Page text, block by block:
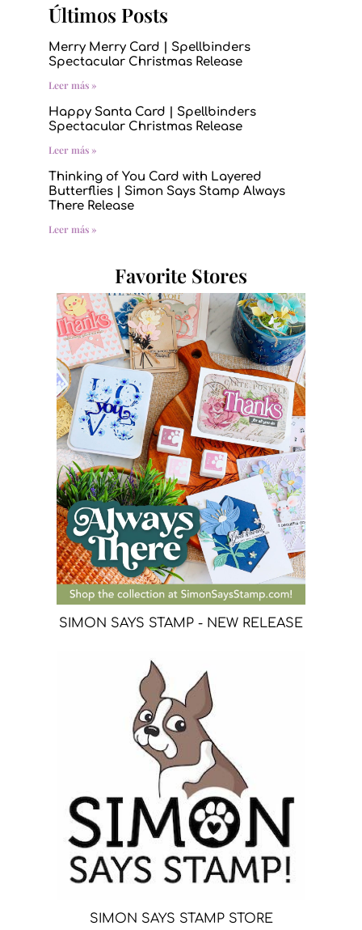
Últimos Posts
Merry Merry Card | Spellbinders
Spectacular Christmas Release
Leer más »
Happy Santa Card | Spellbinders
Spectacular Christmas Release
Leer más »
Thinking of You Card with Layered
Butterflies | Simon Says Stamp Always
There Release
Leer más »
Favorite Stores
SIMON SAYS STAMP - NEW RELEASE
SIMON SAYS STAMP STORE